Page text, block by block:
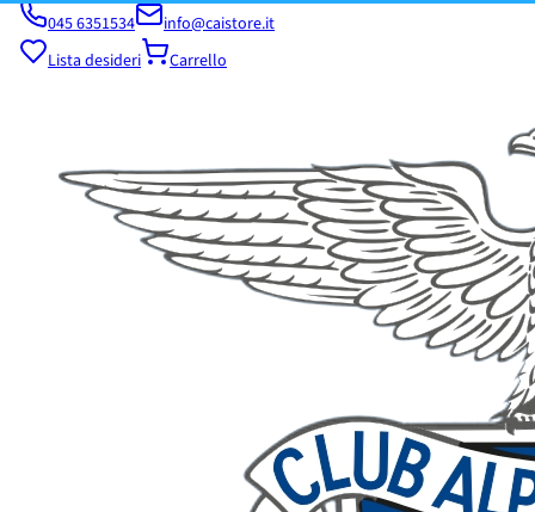
045 6351534
info@caistore.it
Lista desideri
Carrello